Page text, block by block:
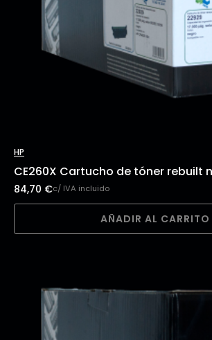
HP
CE260X Cartucho de tóner rebuilt
84,70 €c/ IVA incluido
AÑADIR AL CARRITO